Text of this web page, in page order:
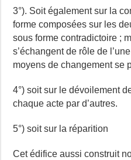
3°). Soit également sur la
forme composées sur les
sous forme contradictoire ;
s’échangent de rôle de
moyens de changement se
4°) soit sur le dévoilement
chaque acte par d’autres.
5°) soit sur la réparition
Cet édifice aussi construit